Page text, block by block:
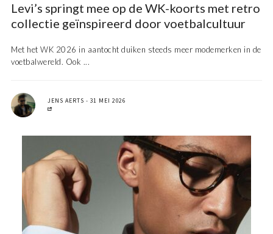
Levi’s springt mee op de WK-koorts met retro
collectie geïnspireerd door voetbalcultuur
Met het WK 2026 in aantocht duiken steeds meer modemerken in de
voetbalwereld. Ook ...
JENS AERTS 31 MEI 2026